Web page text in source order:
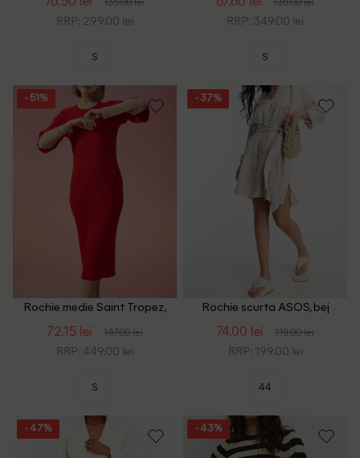
RRP: 299.00 lei
S
RRP: 349.00 lei
S
- 51%
Rochie medie Saint Tropez,
72.15 lei 147.00 lei
RRP: 449.00 lei
S
- 37%
Rochie scurta ASOS, bej
74.00 lei 118.00 lei
RRP: 199.00 lei
44
- 47% - 43%